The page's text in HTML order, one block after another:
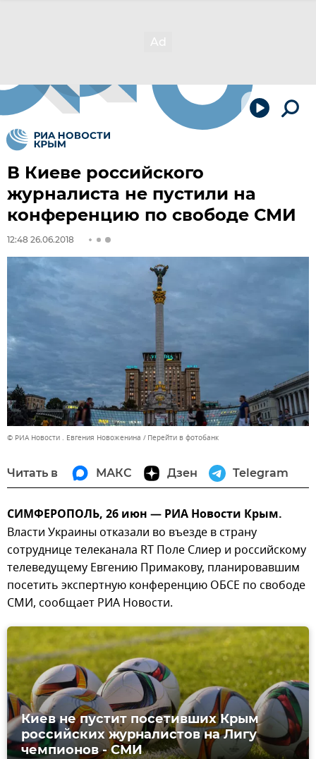
В Киеве российского
журналиста не пустили на
конференцию по свободе СМИ
12:48 26.06.2018
© РИА Новости . Евгения Новоженина Перейти в фотобанк
Читать в МАКС Дзен Telegram
СИМФЕРОПОЛЬ, 26 июн — РИА Новости Крым.
Власти Украины отказали во въезде в страну
сотруднице телеканала RT Поле Слиер и российскому
телеведущему Евгению Примакову, планировавшим
посетить экспертную конференцию ОБСЕ по свободе
СМИ, сообщает РИА Новости.
Киев не пустит посетивших Крым
российских журналистов на Лигу
чемпионов - СМИ